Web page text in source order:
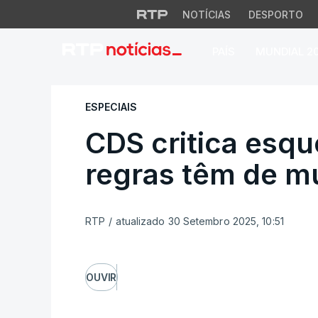
NOTÍCIAS DESPORTO
CDS critica
ESPECIAIS
CDS critica
regras têm de
RTP / atualizado 30 Setembro 2025, 10:51
OUVIR